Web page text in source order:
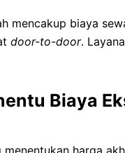
mencakup biaya
door-to-door.
Biaya